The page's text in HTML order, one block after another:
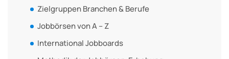
Zielgruppen Branchen & Berufe
Jobbörsen von A – Z
International Jobboards